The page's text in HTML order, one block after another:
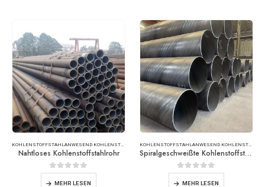
KOHLENSTOFFSTAHL ANWESEND KOHLENSTOFFSTAHLROHR
Nahtloses Kohlenstoffstahlrohr
0Von 5
MEHR LESEN
KOHLENSTOFFSTAHL ANWESEND KOHLENSTOFFSTAHLROHR
Spiralgeschweißte Kohlenstoffstahlrohr
0Von 5
MEHR LESEN